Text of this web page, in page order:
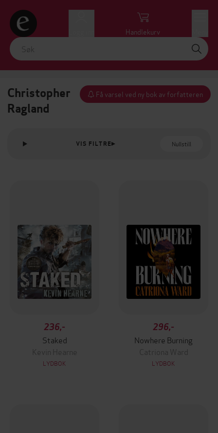
Handlekurv
Christopher
Ragland
Få varsel ved ny bok av forfatteren
VIS FILTRE Nullstill
236,-
Staked
Kevin Hearne
LYDBOK
296,-
Nowhere Burning
Catriona Ward
LYDBOK